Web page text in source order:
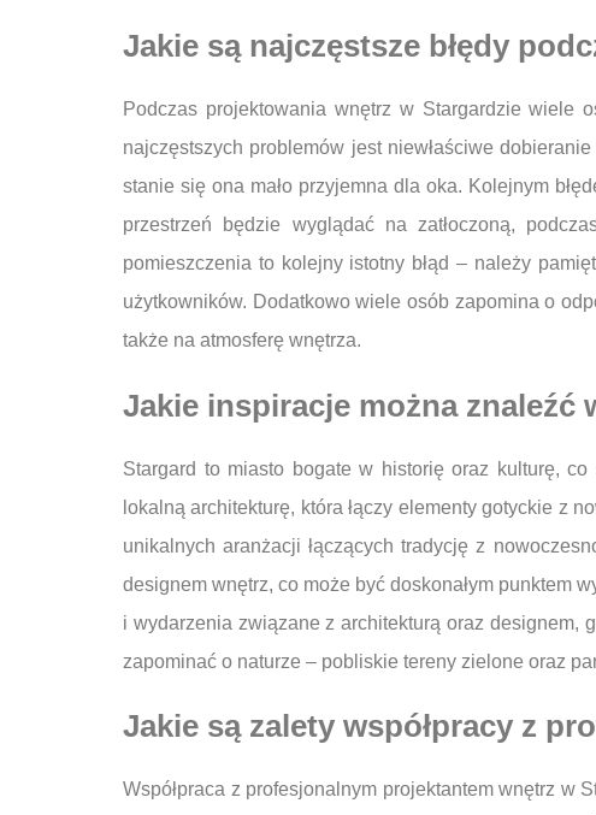
Jakie są najczęstsze błędy
Podczas projektowania wnętrz w Stargardzie wiele
najczęstszych problemów jest niewłaściwe
stanie się ona mało przyjemna dla oka. Kolejnym
przestrzeń będzie wyglądać na zatłoczoną,
pomieszczenia to kolejny istotny błąd – należy
użytkowników. Dodatkowo wiele osób zapomina o
także na atmosferę wnętrza.
Jakie inspiracje można znaleźć
Stargard to miasto bogate w historię oraz kulturę,
lokalną architekturę, która łączy elementy gotyckie z
unikalnych aranżacji łączących tradycję z
designem wnętrz, co może być doskonałym punktem
i wydarzenia związane z architekturą oraz designem,
zapominać o naturze – pobliskie tereny zielone oraz
Jakie są zalety współpracy z
Współpraca z profesjonalnym projektantem wnętrz w